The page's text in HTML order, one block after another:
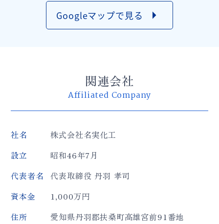
Googleマップで見る arrow_right
関連会社
Affiliated Company
社名
株式会社名実化工
設立
昭和46年7月
代表者名
代表取締役 丹羽 孝司
資本金
1,000万円
住所
愛知県丹羽郡扶桑町高雄宮前91番地